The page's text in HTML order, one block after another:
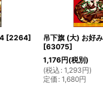
[2264]
吊下旗 (大) お好
[63075]
1,176円(税別)
(税込 : 1,293円)
定価 : 1,680円